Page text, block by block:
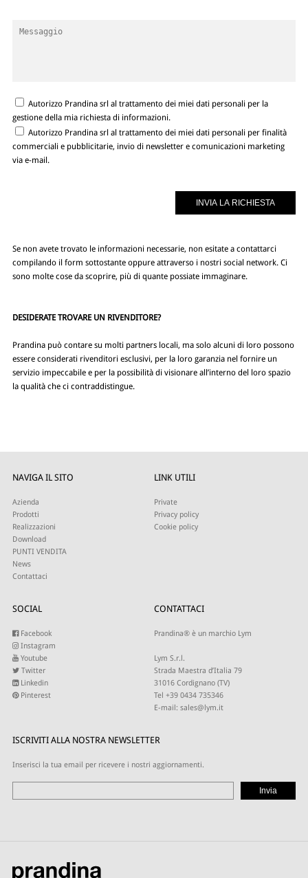
Autorizzo Prandina srl al trattamento dei miei dati personali per la
gestione della mia richiesta di informazioni.
Autorizzo Prandina srl al trattamento dei miei dati personali per finalità
commerciali e pubblicitarie, invio di newsletter e comunicazioni marketing
via e-mail.
Se non avete trovato le informazioni necessarie, non esitate a contattarci
compilando il form sottostante oppure attraverso i nostri social network. Ci
sono molte cose da scoprire, più di quante possiate immaginare.
DESIDERATE TROVARE UN RIVENDITORE?
Prandina può contare su molti partners locali, ma solo alcuni di loro possono
essere considerati rivenditori esclusivi, per la loro garanzia nel fornire un
servizio impeccabile e per la possibilità di visionare all’interno del loro spazio
la qualità che ci contraddistingue.
NAVIGA IL SITO
Azienda
Prodotti
Realizzazioni
Download
PUNTI VENDITA
News
Contattaci
LINK UTILI
Private
Privacy policy
Cookie policy
SOCIAL
Facebook
Instagram
Youtube
Twitter
Linkedin
Pinterest
CONTATTACI
Prandina® è un marchio Lym
Lym S.r.l.
Strada Maestra d’Italia 79
31016 Cordignano (TV)
Tel +39 0434 735346
E-mail: sales@lym.it
ISCRIVITI ALLA NOSTRA NEWSLETTER
Inserisci la tua email per ricevere i nostri aggiornamenti.